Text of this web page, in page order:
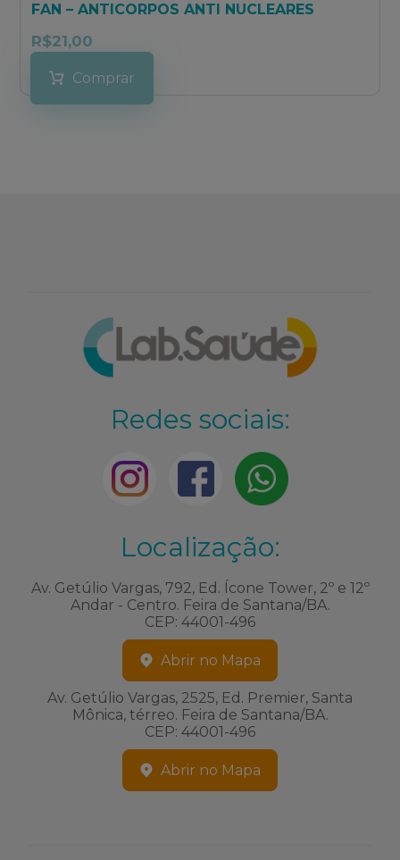
FAN – ANTICORPOS ANTI NUCLEARES
R$21,00
Comprar
Redes sociais:
Localização:
Av. Getúlio Vargas, 792, Ed. Ícone Tower, 2º e 12º
Andar - Centro. Feira de Santana/BA.
CEP: 44001-496
Abrir no Mapa
Av. Getúlio Vargas, 2525, Ed. Premier, Santa
Mônica, térreo. Feira de Santana/BA.
CEP: 44001-496
Abrir no Mapa